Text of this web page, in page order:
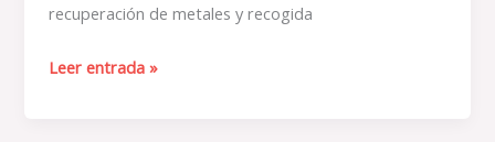
recuperación de metales y recogida
Leer entrada »